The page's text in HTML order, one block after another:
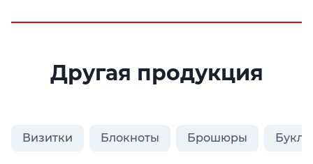
Другая продукция
Визитки Блокноты Брошюры